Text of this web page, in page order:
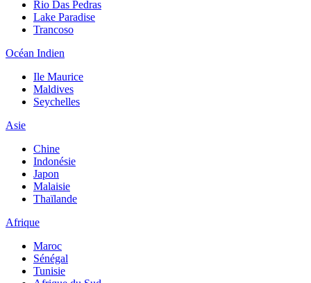
Rio Das Pedras
Lake Paradise
Trancoso
Océan Indien
Ile Maurice
Maldives
Seychelles
Asie
Chine
Indonésie
Japon
Malaisie
Thaïlande
Afrique
Maroc
Sénégal
Tunisie